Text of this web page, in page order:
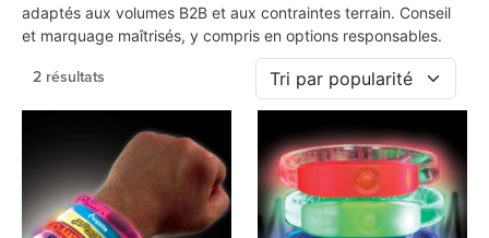
adaptés aux volumes B2B et aux contraintes terrain. Conseil
et marquage maîtrisés, y compris en options responsables.
2 résultats